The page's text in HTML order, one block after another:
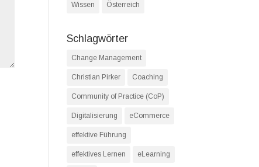
Wissen Österreich
Schlagwörter
Change Management
Christian Pirker Coaching
Community of Practice (CoP)
Digitalisierung eCommerce
effektive Führung
effektives Lernen eLearning